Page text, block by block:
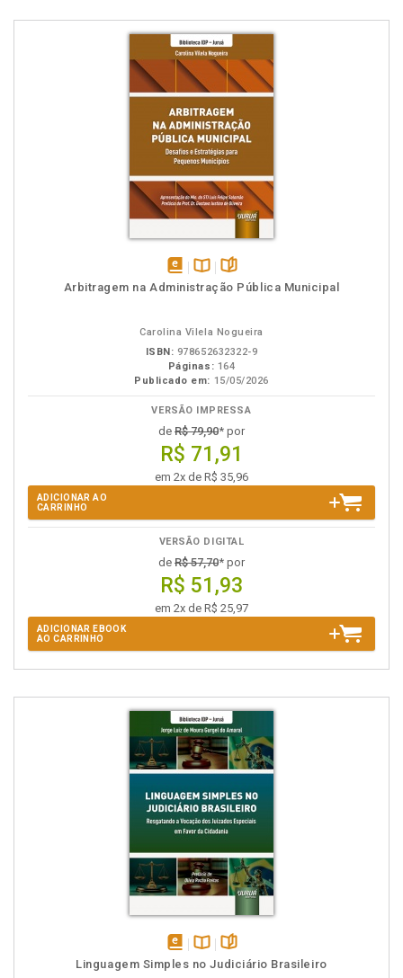
disponível
Disponível
páginas
Arbitragem na Administração Pública Municipal
Carolina Vilela Nogueira
ISBN: 978652632322-9
Páginas: 164
Publicado em: 15/05/2026
VERSÃO IMPRESSA
de R$ 79,90* por
R$ 71,91
em 2x de R$ 35,96
ADICIONAR AO
CARRINHO
VERSÃO DIGITAL
de R$ 57,70* por
R$ 51,93
em 2x de R$ 25,97
ADICIONAR EBOOK
AO CARRINHO
disponívelDisponível
páginas
Linguagem Simples no Judiciário Brasileiro